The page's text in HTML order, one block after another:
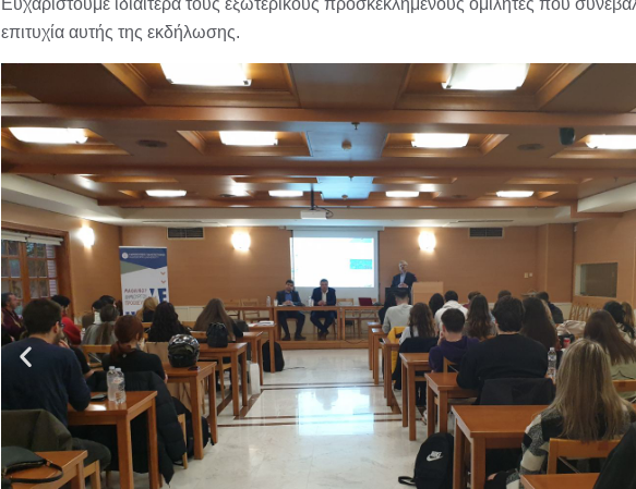
Ευχαριστούμε ιδιαίτερα τους εξωτερικούς προσκεκλημένους ομιλητές που
επιτυχία αυτής της εκδήλωσης.